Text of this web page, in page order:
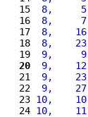
15
8,     5
16
8,     7
17
8,    16
18
8,    23
19
9,     9
20
9,    12
21
9,    23
22
9,    27
23 10,    10
24 10,    11